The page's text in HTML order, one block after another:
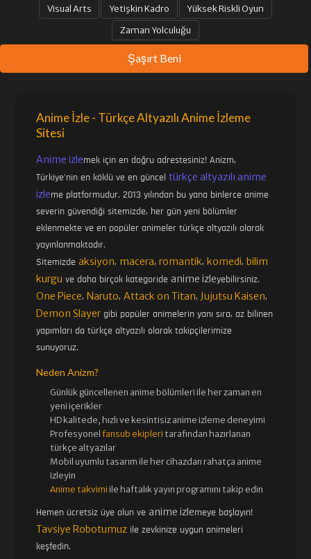
Visual Arts
Yetişkin Kadro
Yüksek Riskli Oyun
Zaman Yolculuğu
Şaşırt Beni
Anime İzle - Türkçe Altyazılı Anime İzleme
Sitesi
Anime izlemek için en doğru adrestesiniz! Anizm,
Türkiye'nin en köklü ve en günceltürkçe altyazılı anime
izleme platformudur. 2013 yılından bu yana binlerce anime
severin güvendiği sitemizde, her gün yeni bölümler
eklenmekte ve en popüler animeler türkçe altyazılı olarak
yayınlanmaktadır.
Sitemizdeaksiyon, macera,romantik, komedi, bilim
kurgu ve daha birçok kategoride anime izleyebilirsiniz.
One Piece, Naruto,Attack on Titan, Jujutsu Kaisen,
Demon Slayer gibi popüler animelerin yanı sıra, az bilinen
yapımları da türkçe altyazılı olarak takipçilerimize
sunuyoruz.
Neden Anizm?
Günlük güncellenen anime bölümleri ile her zaman en
yeni içerikler
HD kalitede, hızlı ve kesintisiz anime izleme deneyimi
Profesyonelfansub ekipleri tarafından hazırlanan
türkçe altyazılar
Mobil uyumlu tasarım ile her cihazdan rahatça anime
izleyin
Anime takvimi ile haftalık yayın programını takip edin
Hemen ücretsiz üye olun ve anime izlemeye başlayın!
Tavsiye Robotumuz ile zevkinize uygun animeleri
keşfedin.